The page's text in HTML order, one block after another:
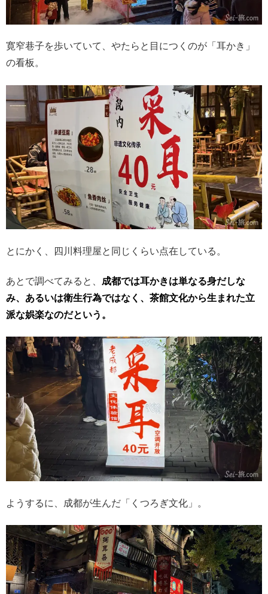
寛窄巷子を歩いていて、やたらと目につくのが「耳かき」
の看板。
とにかく、四川料理屋と同じくらい点在している。
あとで調べてみると、 成都では耳かきは単なる身だしな
み、あるいは衛生行為ではなく、茶館文化から生まれた立
派な娯楽なのだという。
ようするに、成都が生んだ「くつろぎ文化」。